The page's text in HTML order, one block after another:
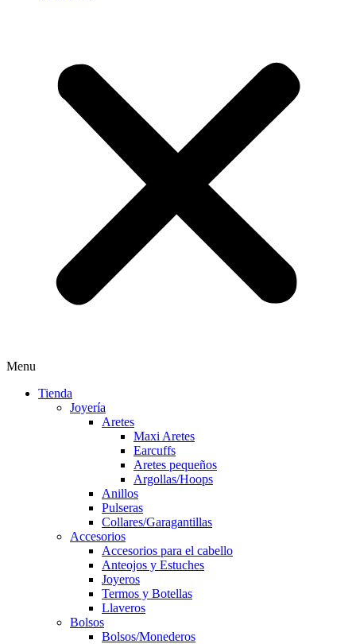
Menu
Tienda
Joyería
Aretes
Maxi Aretes
Earcuffs
Aretes pequeños
Argollas/Hoops
Anillos
Pulseras
Collares/Garagantillas
Accesorios
Accesorios para el cabello
Anteojos y Estuches
Joyeros
Termos y Botellas
Llaveros
Bolsos
Bolsos/Monederos